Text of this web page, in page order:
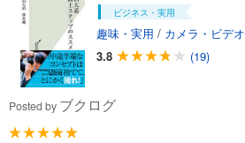
ビジネス・実用
趣味・実用 / カメラ・ビデオ
3.8
(19)
Posted by ブクログ